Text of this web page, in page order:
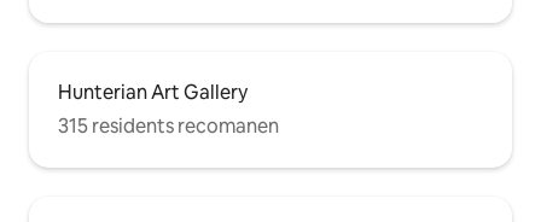
Hunterian Art Gallery
315 residents recomanen